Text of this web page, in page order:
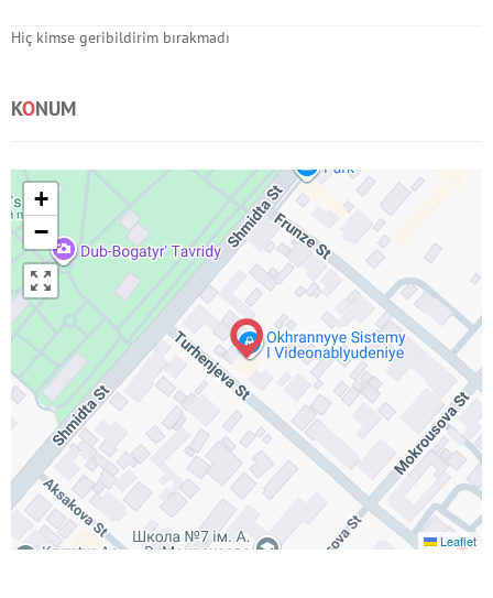
Hiç kimse geribildirim bırakmadı
KONUM
+
−
Leaflet